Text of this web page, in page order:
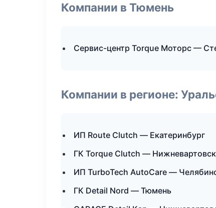
Компании в Тюмень
Сервис-центр Torque Моторс —
Компании в регионе:
ИП Route Clutch — Екатеринбург
ГК Torque Clutch — Нижневартовск
ИП TurboTech AutoCare —
ГК Detail Nord — Тюмень